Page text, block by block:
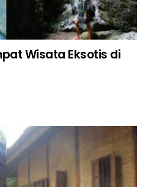
Wisata Eksotis di